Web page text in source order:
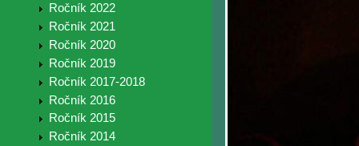
Ročník 2022
Ročník 2021
Ročník 2020
Ročník 2019
Ročník 2017-2018
Ročník 2016
Ročník 2015
Ročník 2014